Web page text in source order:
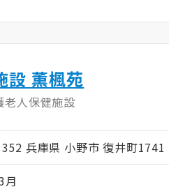
設 薫楓苑
老人保健施設
兵庫県 小野市 復井町1741
月